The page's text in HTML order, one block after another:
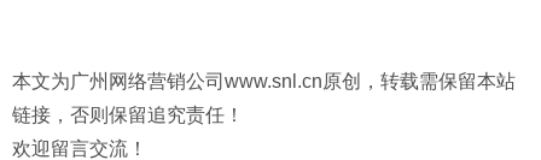
本文为广州网络营销公司www.snl.cn原创，转载需保留本站
链接，否则保留追究责任！
欢迎留言交流！